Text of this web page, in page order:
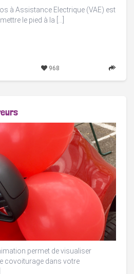
à Assistance Electrique (VAE) est
le pied à la […]
968
permet de visualiser
covoiturage dans votre